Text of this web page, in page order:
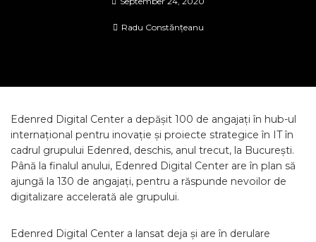
Radu Constănțeanu
Edenred Digital Center a depășit 100 de angajați în hub-ul
internațional pentru inovație și proiecte strategice în IT în
cadrul grupului Edenred, deschis, anul trecut, la București.
Până la finalul anului, Edenred Digital Center are în plan să
ajungă la 130 de angajați, pentru a răspunde nevoilor de
digitalizare accelerată ale grupului.
Edenred Digital Center a lansat deja și are în derulare